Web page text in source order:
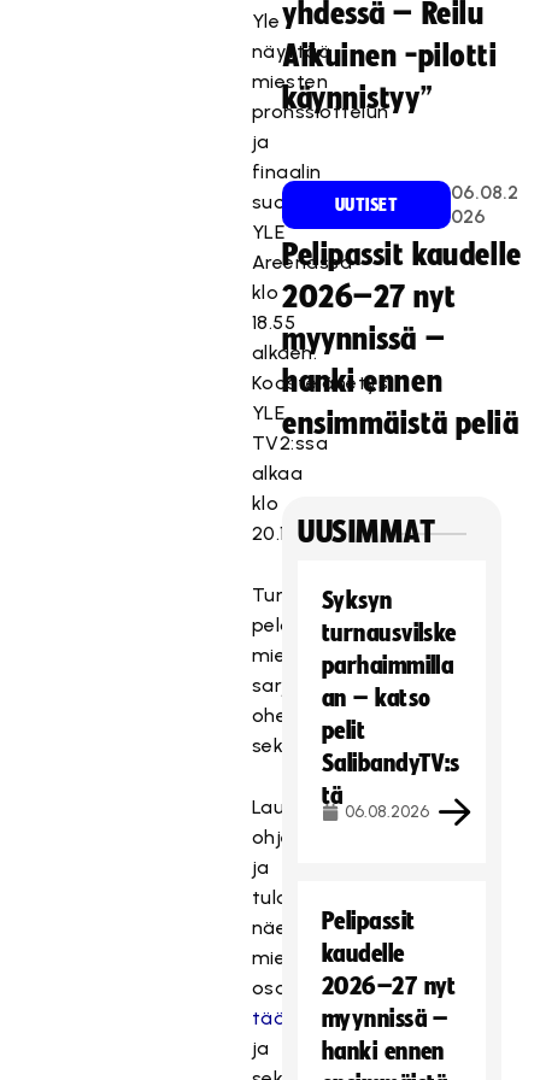
Yle
näyttää
miesten
pronssiottelun
ja
finaalin
suorana
YLE
Areenassa
klo
18.55
alkaen.
Koostelähetys
YLE
TV2:ssa
alkaa
klo
20.15.
Turnauksessa
pelataan
miesten
sarjan
ohella
sekasarja.
Lauantain
ohjelman
ja
tulosseurannan
näet
miesten
osalta
täällä
ja
yhdessä – Reilu
Aikuinen -pilotti
käynnistyy”
UUTISET
06.08.2
026
Pelipassit kaudelle
2026–27 nyt
myynnissä –
hanki ennen
ensimmäistä peliä
UUSIMMAT
Syksyn
turnausvilske
parhaimmilla
an – katso
pelit
SalibandyTV:s
tä
06.08.2026
Pelipassit
kaudelle
2026–27 nyt
myynnissä –
hanki ennen